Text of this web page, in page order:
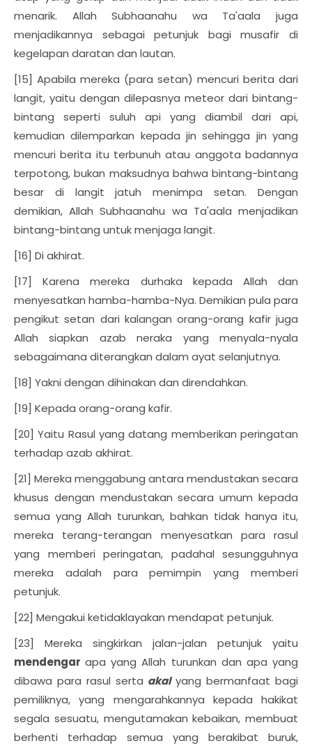
menarik. Allah Subhaanahu wa Ta'aala juga
menjadikannya sebagai petunjuk bagi musafir di
kegelapan daratan dan lautan.
[15] Apabila mereka (para setan) mencuri berita dari
langit, yaitu dengan dilepasnya meteor dari bintang-
bintang seperti suluh api yang diambil dari api,
kemudian dilemparkan kepada jin sehingga jin yang
mencuri berita itu terbunuh atau anggota badannya
terpotong, bukan maksudnya bahwa bintang-bintang
besar di langit jatuh menimpa setan. Dengan
demikian, Allah Subhaanahu wa Ta'aala menjadikan
bintang-bintang untuk menjaga langit.
[16] Di akhirat.
[17] Karena mereka durhaka kepada Allah dan
menyesatkan hamba-hamba-Nya. Demikian pula para
pengikut setan dari kalangan orang-orang kafir juga
Allah siapkan azab neraka yang menyala-nyala
sebagaimana diterangkan dalam ayat selanjutnya.
[18] Yakni dengan dihinakan dan direndahkan.
[19] Kepada orang-orang kafir.
[20] Yaitu Rasul yang datang memberikan peringatan
terhadap azab akhirat.
[21] Mereka menggabung antara mendustakan secara
khusus dengan mendustakan secara umum kepada
semua yang Allah turunkan, bahkan tidak hanya itu,
mereka terang-terangan menyesatkan para rasul
yang memberi peringatan, padahal sesungguhnya
mereka adalah para pemimpin yang memberi
petunjuk.
[22] Mengakui ketidaklayakan mendapat petunjuk.
[23] Mereka singkirkan jalan-jalan petunjuk yaitu
mendengarapa yang Allah turunkan dan apa yang
dibawa para rasul serta akalyang bermanfaat bagi
pemiliknya, yang mengarahkannya kepada hakikat
segala sesuatu, mengutamakan kebaikan, membuat
berhenti terhadap semua yang berakibat buruk,